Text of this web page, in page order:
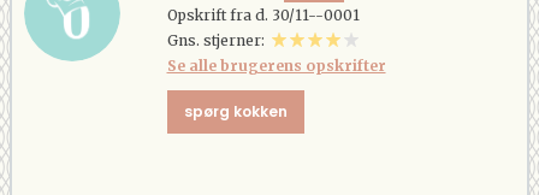
Opskrift fra d. 30/11--0001
Gns. stjerner:
Se alle brugerens opskrifter
spørg kokken